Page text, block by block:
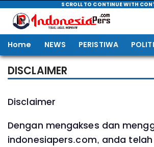
SCROLL TO CONTINUE WITH
Home NEWS PERISTIWA
DISCLAIMER
Disclaimer
Dengan mengakses dan
indonesiapers.com, anda